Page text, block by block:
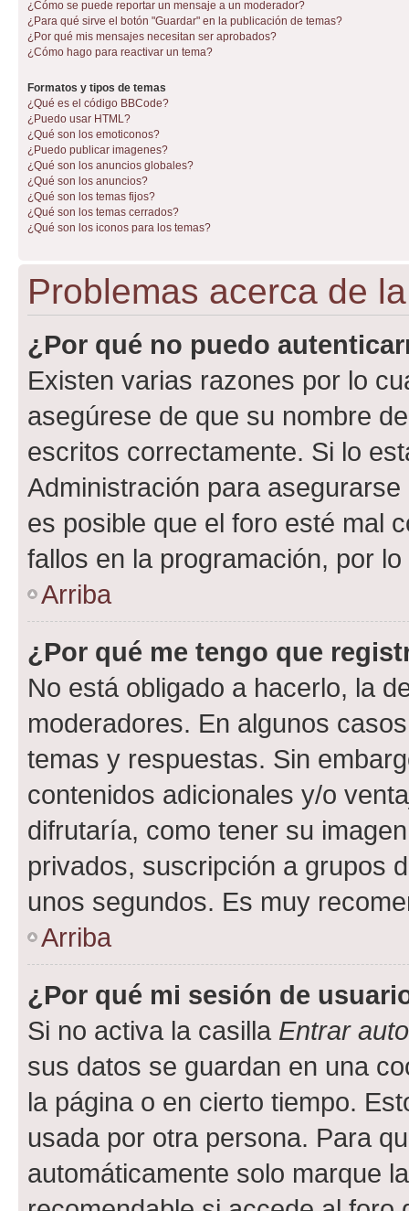
¿Cómo se puede reportar un mensaje a un moderador?
¿Para qué sirve el botón "Guardar" en la publicación de temas?
¿Por qué mis mensajes necesitan ser aprobados?
¿Cómo hago para reactivar un tema?
Formatos y tipos de temas
¿Qué es el código BBCode?
¿Puedo usar HTML?
¿Qué son los emoticonos?
¿Puedo publicar imagenes?
¿Qué son los anuncios globales?
¿Qué son los anuncios?
¿Qué son los temas fijos?
¿Qué son los temas cerrados?
¿Qué son los iconos para los temas?
Problemas acerca de
¿Por qué no puedo
Existen varias razones por lo
asegúrese de que su nombre
escritos correctamente. Si lo
Administración para
es posible que el foro esté mal
fallos en la programación, por
Arriba
¿Por qué me tengo que
No está obligado a hacerlo, la
moderadores. En algunos
temas y respuestas. Sin
contenidos adicionales y/o
difrutaría, como tener su
privados, suscripción a grupos
unos segundos. Es muy
Arriba
¿Por qué mi sesión de
Si no activa la casilla Entrar
sus datos se guardan en una
la página o en cierto tiempo.
usada por otra persona. Para
automáticamente solo marque